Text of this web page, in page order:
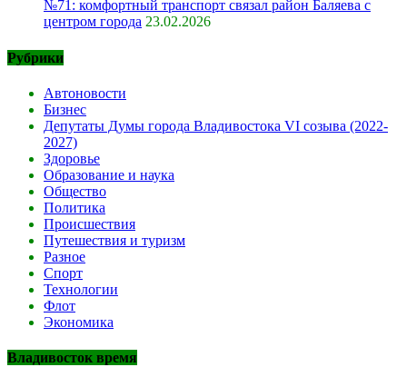
№71: комфортный транспорт связал район Баляева с
центром города 23.02.2026
Рубрики
Автоновости
Бизнес
Депутаты Думы города Владивостока VI созыва (2022-
2027)
Здоровье
Образование и наука
Общество
Политика
Происшествия
Путешествия и туризм
Разное
Спорт
Технологии
Флот
Экономика
Владивосток время